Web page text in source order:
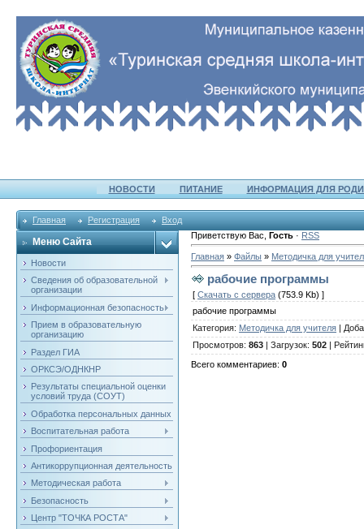
НОВОСТИ ПИТАНИЕ ИНФОРМАЦИЯ ДЛЯ
Главная Регистрация Вход
Меню Сайта
Новости
Сведения об образовательной
организации
Информационная безопасность
Прием в образовательную
организацию
Раздел ГИА
ОРКСЭ/ОДНКНР
Результаты специальной оценки
условий труда (СОУТ)
Обработка персональных данных
Воспитательная работа
Профориентация
Антикоррупционная деятельность
Методическая работа
Безопасность
Центр "ТОЧКА РОСТА"
Приветствую Вас Гость · RSS
Главная » Файлы » Методичка для
рабочие программы
[ Скачать с сервера (753.9 Kb) ]
рабочие программы
Категория: Методичка для учителя
Просмотров: 863 Загрузок: 502
Всего комментариев: 0